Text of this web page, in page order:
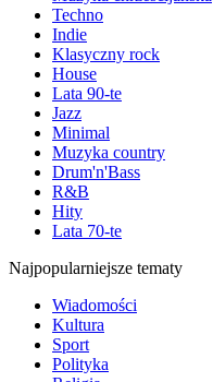
Techno
Indie
Klasyczny rock
House
Lata 90-te
Jazz
Minimal
Muzyka country
Drum'n'Bass
R&B
Hity
Lata 70-te
Najpopularniejsze tematy
Wiadomości
Kultura
Sport
Polityka